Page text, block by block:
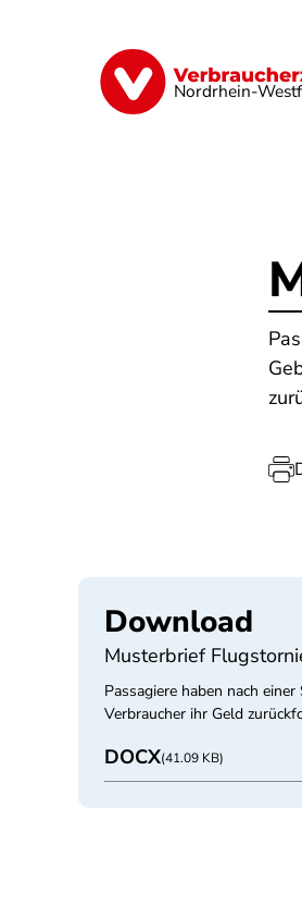
Nordrhein-
Finanzen Digitales
Download
Musterbrief
Passagiere haben nach
Verbraucher ihr Geld
DOCX(41.09 KB)